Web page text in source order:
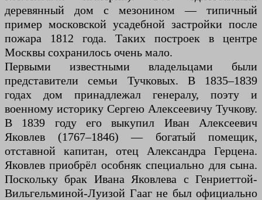
деревянный дом с мезонином — типичный
пример московской усадебной застройки после
пожара 1812 года. Таких построек в центре
Москвы сохранилось очень мало.
Первыми известными владельцами были
представители семьи Тучковых. В 1835–1839
годах дом принадлежал генералу, поэту и
военному историку Сергею Алексеевичу Тучкову.
В 1839 году его выкупил Иван Алексеевич
Яковлев (1767–1846) — богатый помещик,
отставной капитан, отец Александра Герцена.
Яковлев приобрёл особняк специально для сына.
Поскольку брак Ивана Яковлева с Генриеттой-
Вильгельминой-Луизой Гааг не был официально